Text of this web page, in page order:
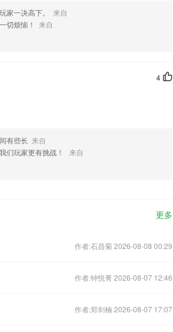
家一决高下。
来自
切烦恼！
来自
4
有些长 来自
们玩家更有挑战！
来自
更多
作者:石昌菊 2026-08-08 00:29
作者:钟悦菁 2026-08-07 12:46
作者:郑剑楠 2026-08-07 17:07